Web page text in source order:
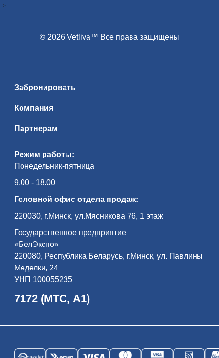
Режим работы:
Понедельник-пятница
9.00 - 18.00
Головной офис отдела продаж:
220030, г.Минск, ул.Мясникова 76, 1 этаж
Государственное предприятие
«БелЭкспо»
220080, Республика Беларусь, г.Минск, ул. Павлины
Меделки, 24
УНП 100055235
7172 (МТС, А1)
Забронировать
Компания
Партнерам
© 2026 Vetliva™ Все права защищены
-->